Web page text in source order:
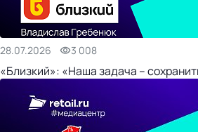
28.07.2026 3 008
«Близкий»: «Наша задача –